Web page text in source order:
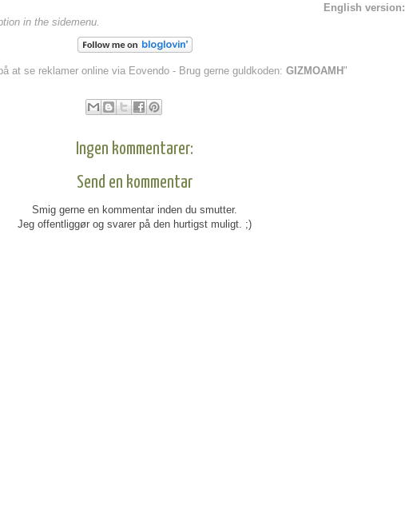
English version:
in the sidemenu.
at se reklamer online via Eovendo - Brug gerne guldkoden: GIZMOAMH"
Ingen kommentarer:
Send en kommentar
Smig gerne en kommentar inden du smutter.
Jeg offentliggør og svarer på den hurtigst muligt. ;)